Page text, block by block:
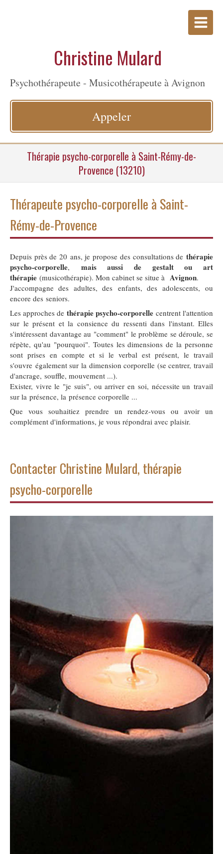
Christine Mulard
Psychothérapeute - Musicothérapeute à Avignon
Appeler
Thérapie psycho-corporelle à Saint-Rémy-de-
Provence (13210)
Thérapeute psycho-corporelle à Saint-
Rémy-de-Provence
Depuis près de 20 ans, je propose des consultations de thérapie
psycho-corporelle, mais aussi de gestalt ou art
thérapie (musicothérapie). Mon cabinet se situe à Avignon.
J'accompagne des adultes, des enfants, des adolescents, ou
encore des seniors.
Les approches de thérapie psycho-corporelle centrent l'attention
sur le présent et la consience du ressenti dans l'instant. Elles
s'intéressent davantage au "comment" le problème se déroule, se
répète, qu'au "pourquoi". Toutes les dimensions de la personne
sont prises en compte et si le verbal est présent, le travail
s'ouvre également sur la dimension corporelle (se centrer, travail
d'ancrage, souffle, mouvement ...).
Exister, vivre le "je suis", ou arriver en soi, nécessite un travail
sur la présence, la présence corporelle ...
Que vous souhaitiez prendre un rendez-vous ou avoir un
complément d'informations, je vous répondrai avec plaisir.
Contacter Christine Mulard, thérapie
psycho-corporelle